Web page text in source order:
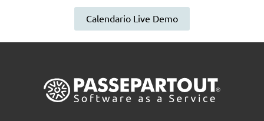
Calendario Live Demo